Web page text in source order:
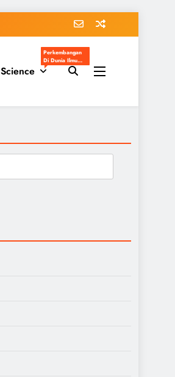
Science
Perkembangan
Di Dunia Ilmu
Pengetahuan
Populer